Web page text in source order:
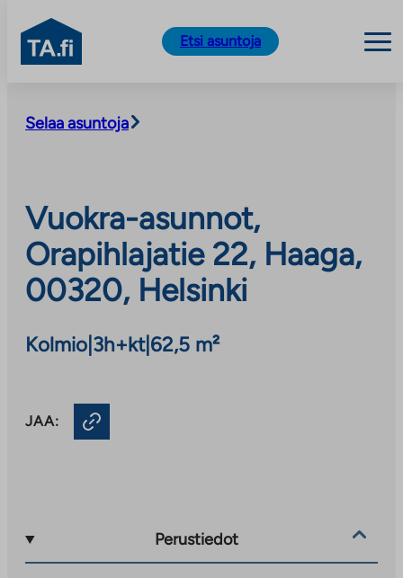
sisältöön
TA.fi
Etsi asuntoja
Selaa asuntoja
Vuokra-asunnot,
Orapihlajatie 22, Haaga,
00320, Helsinki
Kolmio 3h+kt| 62,5 m²
JAA:
Perustiedot